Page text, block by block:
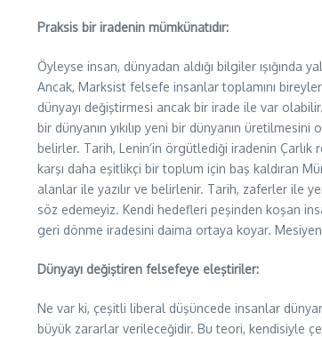
Praksis bir iradenin mümkünatıdır:
Öyleyse insan, dünyadan aldığı bilgiler ışığında
Ancak, Marksist felsefe insanlar toplamını
dünyayı değiştirmesi ancak bir irade ile var
bir dünyanın yıkılıp yeni bir dünyanın
belirler. Tarih, Lenin’in örgütlediği iradenin Çarlık
karşı daha eşitlikçi bir toplum için baş kaldıran
alanlar ile yazılır ve belirlenir. Tarih, zaferler ile
söz edemeyiz. Kendi hedefleri peşinden koşan
geri dönme iradesini daima ortaya koyar.
Dünyayı değiştiren felsefeye eleştiriler:
Ne var ki, çeşitli liberal düşüncede insanlar
büyük zararlar verileceğidir. Bu teori, kendisiyle